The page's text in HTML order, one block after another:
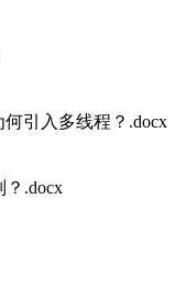
何引入多线程？.docx
.docx